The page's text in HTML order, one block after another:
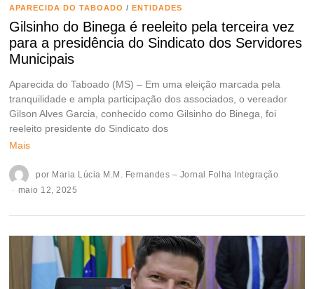
APARECIDA DO TABOADO / ENTIDADES
Gilsinho do Binega é reeleito pela terceira vez
para a presidência do Sindicato dos Servidores
Municipais
Aparecida do Taboado (MS) – Em uma eleição marcada pela
tranquilidade e ampla participação dos associados, o vereador
Gilson Alves Garcia, conhecido como Gilsinho do Binega, foi
reeleito presidente do Sindicato dos
Mais
por Maria Lúcia M.M. Fernandes – Jornal Folha Integração
maio 12, 2025